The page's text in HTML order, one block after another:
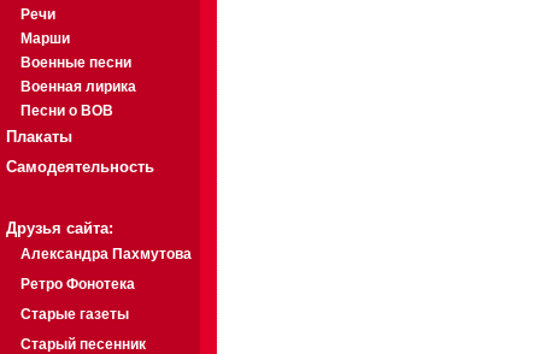
Речи
Марши
Военные песни
Военная лирика
Песни о ВОВ
Плакаты
Самодеятельность
Друзья сайта:
Александра Пахмутова
Ретро Фонотека
Старые газеты
Старый песенник